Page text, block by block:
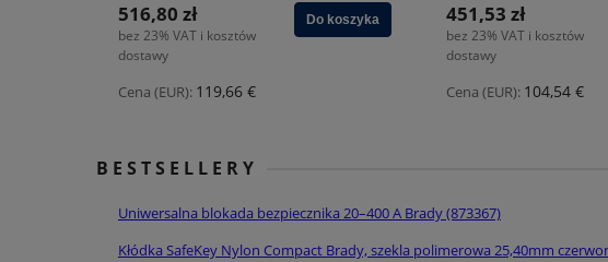
516,80 zł
bez 23% VAT i kosztów
dostawy
Cena (EUR): 119,66 €
Do koszyka 451,53 zł
bez 23% VAT i kosztów
dostawy
Cena (EUR): 104,54 €
BESTSELLERY
Uniwersalna blokada bezpiecznika 20–400 A Brady (873367)
Kłódka SafeKey Nylon Compact Brady, szekla polimerowa 25,40mm